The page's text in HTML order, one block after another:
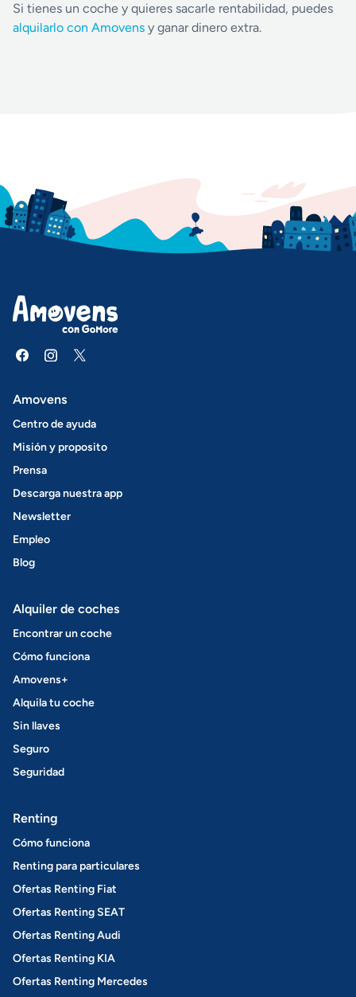
Si tienes un coche y quieres sacarle rentabilidad, puedes
alquilarlo con Amovens y ganar dinero extra.
Amovens
Centro de ayuda
Misión y proposito
Prensa
Descarga nuestra app
Newsletter
Empleo
Blog
Alquiler de coches
Encontrar un coche
Cómo funciona
Amovens+
Alquila tu coche
Sin llaves
Seguro
Seguridad
Renting
Cómo funciona
Renting para particulares
Ofertas Renting Fiat
Ofertas Renting SEAT
Ofertas Renting Audi
Ofertas Renting KIA
Ofertas Renting Mercedes